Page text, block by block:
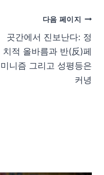
다음 페이지
곳간에서 진보난다: 정
치적 올바름과 반(反)페
미니즘 그리고 성평등은
커녕